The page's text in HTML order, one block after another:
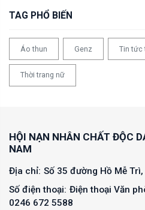
TAG PHỔ BIẾN
Áo thun Genz Tin tức
Thời trang nữ
HỘI NẠN NHÂN CHẤT ĐỘC
NAM
Địa chỉ: Số 35 đường Hồ Mễ
Số điện thoại: Điện thoại Văn
0246 672 5588